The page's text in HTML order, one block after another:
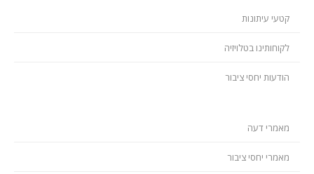
קטעי עיתונות
לקוחותינו בטלויזיה
הודעות יחסי ציבור
מאמרי דעה
מאמרי יחסי ציבור